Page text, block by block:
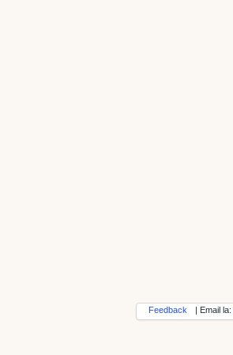
Feedback | Email la: